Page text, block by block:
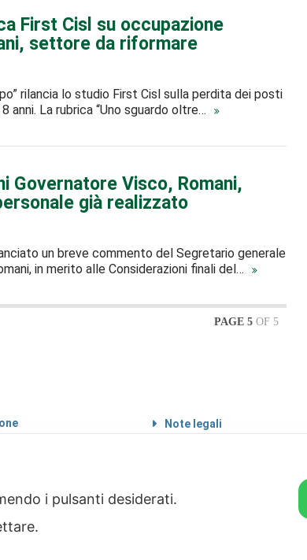
First Cisl su occupazione
settore da riformare
rilancia lo studio First Cisl sulla perdita dei posti
anni. La rubrica “Uno sguardo oltre…
Governatore Visco, Romani,
già realizzato
un breve commento del Segretario generale
in merito alle Considerazioni finali del…
PAGE 5 OF 5
Note legali
Home
i pulsanti desiderati.